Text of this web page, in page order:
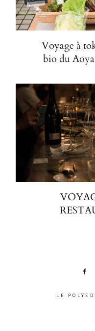
Voyage à
bio du
LE